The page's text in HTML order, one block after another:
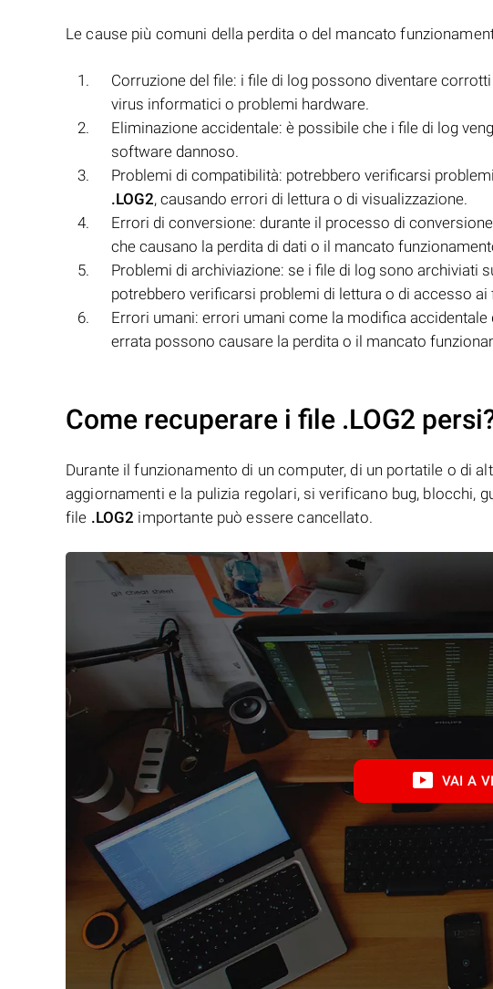
Le cause più comuni della perdita o del mancato
Corruzione del file: i file di log possono diventare
virus informatici o problemi hardware.
Eliminazione accidentale: è possibile che i file di log
software dannoso.
Problemi di compatibilità: potrebbero verificarsi
.LOG2, causando errori di lettura o di visualizzazione.
Errori di conversione: durante il processo di
che causano la perdita di dati o il mancato
Problemi di archiviazione: se i file di log sono archiviati
potrebbero verificarsi problemi di lettura o di accesso ai
Errori umani: errori umani come la modifica
errata possono causare la perdita o il mancato
Come recuperare i file .LOG2
Durante il funzionamento di un computer, di un portatile o di
aggiornamenti e la pulizia regolari, si verificano bug, blocchi,
file .LOG2 importante può essere cancellato.
VAI A